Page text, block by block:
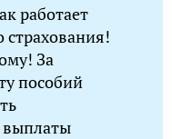
работает
страхования!
За
пособий
выплаты